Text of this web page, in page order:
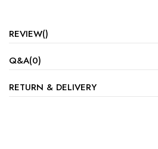
REVIEW()
Q&A(0)
RETURN & DELIVERY